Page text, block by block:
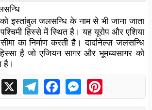
इस्तांबुल जलसन्धि के नाम से भी जाना जाता
हिस्से में स्थित है। यह यूरोप और एशिया
का निर्माण करती है। दार्दानेल्ज़ जलसन्धि
है जो एजियन सागर और भूमध्यसागर को
है।
X TelegramFacebookMessengerPinterest